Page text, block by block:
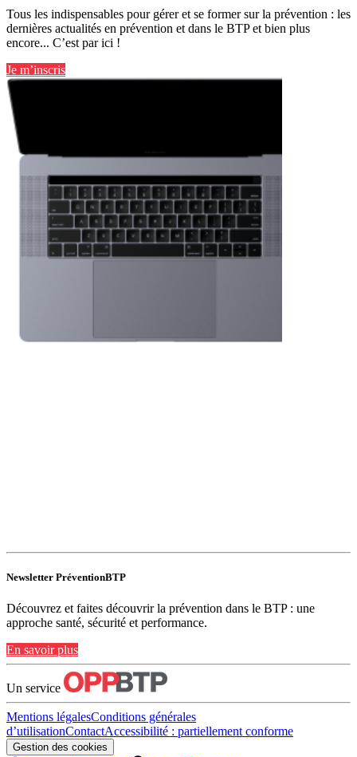
Tous les indispensables pour gérer et se former sur la prévention : les
dernières actualités en prévention et dans le BTP et bien plus
encore... C’est par ici !
Je m’inscris
Newsletter PréventionBTP
Découvrez et faites découvrir la prévention dans le BTP : une
approche santé, sécurité et performance.
En savoir plus
Un service
Mentions légalesConditions générales
d’utilisationContactAccessibilité : partiellement conforme
Gestion des cookies